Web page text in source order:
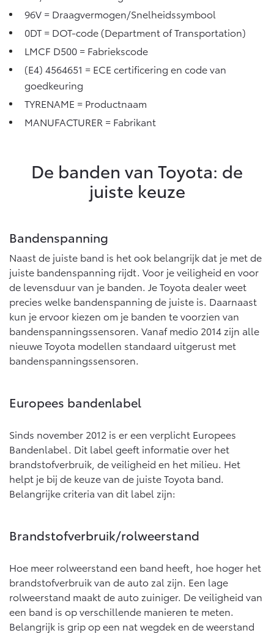
96V = Draagvermogen/Snelheidssymbool
0DT = DOT-code (Department of Transportation)
LMCF D500 = Fabriekscode
(E4) 4564651 = ECE certificering en code van
goedkeuring
TYRENAME = Productnaam
MANUFACTURER = Fabrikant
De banden van Toyota: de
juiste keuze
Bandenspanning
Naast de juiste band is het ook belangrijk dat je met de
juiste bandenspanning rijdt. Voor je veiligheid en voor
de levensduur van je banden. Je Toyota dealer weet
precies welke bandenspanning de juiste is. Daarnaast
kun je ervoor kiezen om je banden te voorzien van
bandenspanningssensoren. Vanaf medio 2014 zijn alle
nieuwe Toyota modellen standaard uitgerust met
bandenspanningssensoren.
Europees bandenlabel
Sinds november 2012 is er een verplicht Europees
Bandenlabel. Dit label geeft informatie over het
brandstofverbruik, de veiligheid en het milieu. Het
helpt je bij de keuze van de juiste Toyota band.
Belangrijke criteria van dit label zijn:
Brandstofverbruik/rolweerstand
Hoe meer rolweerstand een band heeft, hoe hoger het
brandstofverbruik van de auto zal zijn. Een lage
rolweerstand maakt de auto zuiniger. De veiligheid van
een band is op verschillende manieren te meten.
Belangrijk is grip op een nat wegdek en de weerstand